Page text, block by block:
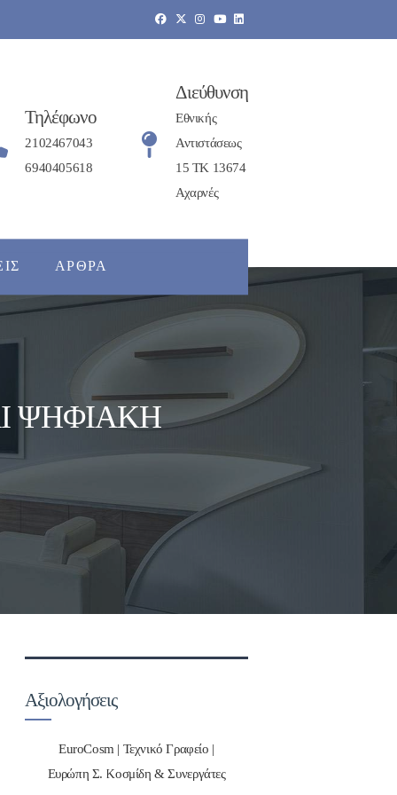
Τηλέφωνο
2102467043
6940405618
Διεύθυνση
Εθνικής
Αντιστάσεως
15 ΤΚ 13674
Αχαρνές
ΆΡΘΡΑ
ΨΗΦΙΑΚΉ
Αξιολογήσεις
EuroCosm | Τεχνικό Γραφείο |
Ευρώπη Σ. Κοσμίδη & Συνεργάτες